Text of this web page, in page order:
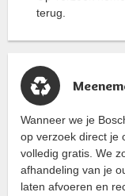
terug.
Wanneer we je
op verzoek direct je
volledig gratis. We
afhandeling van je
laten afvoeren en